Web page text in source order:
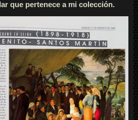
que pertenece a mi colección.